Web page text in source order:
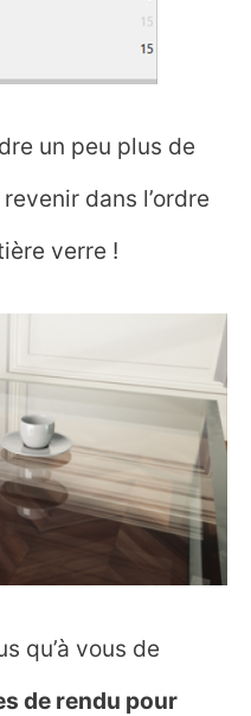
un peu plus de
dans l’ordre
verre !
qu’à vous de
de rendu pour